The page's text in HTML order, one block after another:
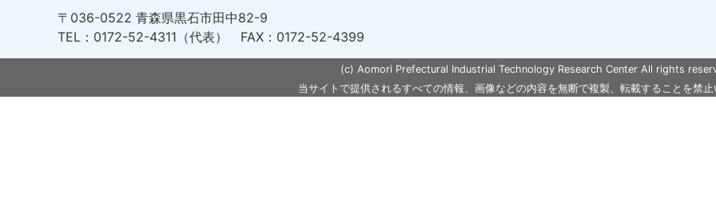
〒036-0522 青森県黒石市田中82-9
TEL：0172-52-4311（代表） FAX：0172-52-4399
(c) Aomori Prefectural Industrial Technology Research Center All rights
当サイトで提供されるすべての情報、画像などの内容を無断で複製、転載することを禁止